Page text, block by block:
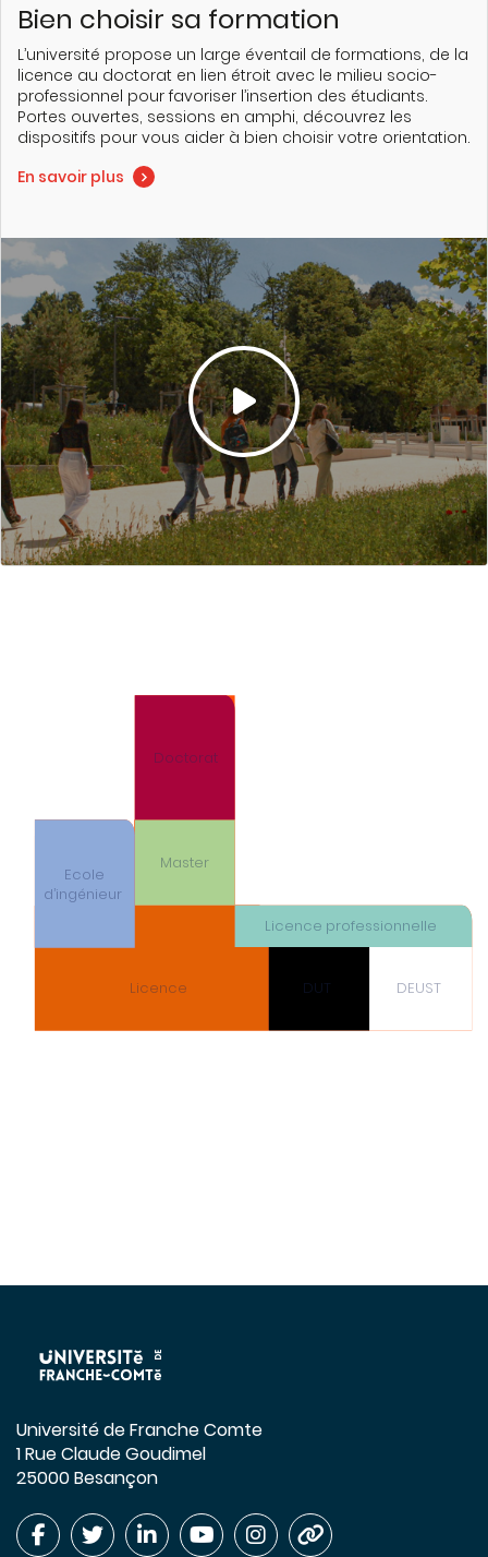
Bien choisir sa formation
L’université propose un large éventail de formations, de la
licence au doctorat en lien étroit avec le milieu socio-
professionnel pour favoriser l’insertion des étudiants.
Portes ouvertes, sessions en amphi, découvrez les
dispositifs pour vous aider à bien choisir votre orientation.
En savoir plus
Licence DEUST
DUT
Master
Ecole
d’ingénieur
Doctorat
Licence professionnelle
Université de Franche Comte
1 Rue Claude Goudimel
25000 Besançon